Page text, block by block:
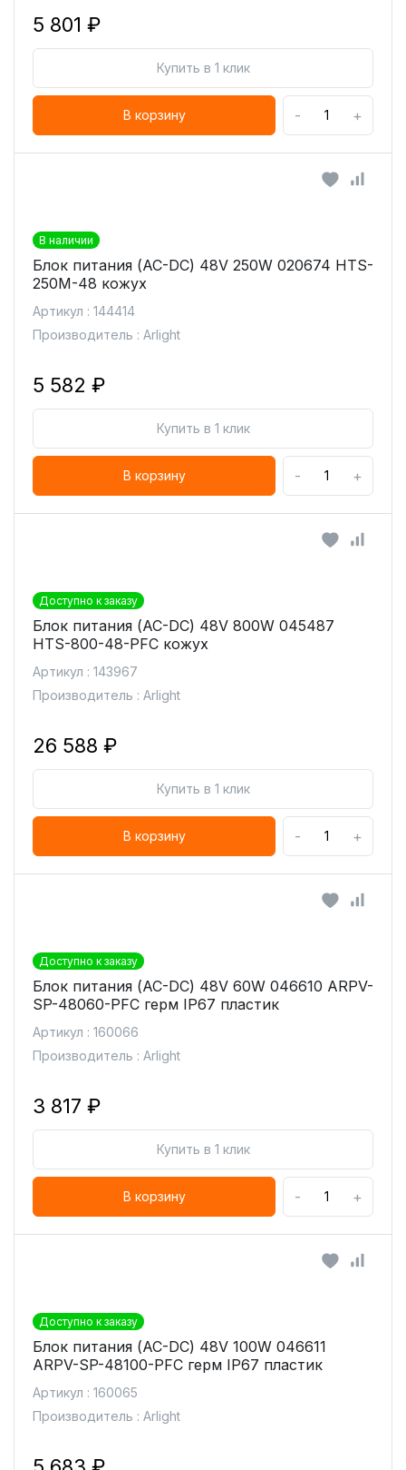
5 801 ₽
Купить в 1 клик
В корзину - +
В наличии
Блок питания (AC-DC) 48V 250W 020674 HTS-
250M-48 кожух
Артикул : 144414
Производитель : Arlight
5 582 ₽
Купить в 1 клик
В корзину - +
Доступно к заказу
Блок питания (AC-DC) 48V 800W 045487
HTS-800-48-PFC кожух
Артикул : 143967
Производитель : Arlight
26 588 ₽
Купить в 1 клик
В корзину - +
Доступно к заказу
Блок питания (AC-DC) 48V 60W 046610 ARPV-
SP-48060-PFC герм IP67 пластик
Артикул : 160066
Производитель : Arlight
3 817 ₽
Купить в 1 клик
В корзину - +
Доступно к заказу
Блок питания (AC-DC) 48V 100W 046611
ARPV-SP-48100-PFC герм IP67 пластик
Артикул : 160065
Производитель : Arlight